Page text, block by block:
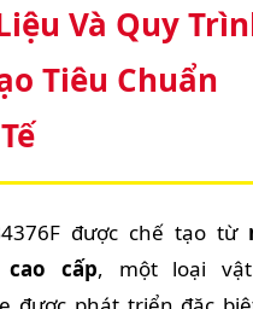
Và Quy
Tiêu Chuẩn
được chế tạo từ
cao cấp, một loại